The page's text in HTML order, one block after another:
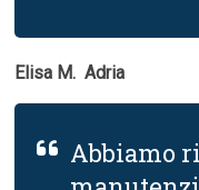
Elisa M.  Adria
Abbiamo